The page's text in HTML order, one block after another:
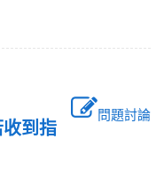
問題討論
到指